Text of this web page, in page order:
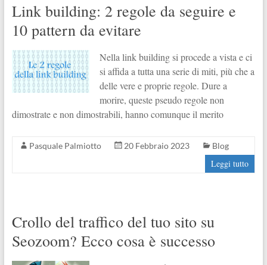
Link building: 2 regole da seguire e
10 pattern da evitare
Nella link building si procede a vista e ci
si affida a tutta una serie di miti, più che a
delle vere e proprie regole. Dure a
morire, queste pseudo regole non
dimostrate e non dimostrabili, hanno comunque il merito
Pasquale Palmiotto 20 Febbraio 2023 Blog
Leggi tutto
Crollo del traffico del tuo sito su
Seozoom? Ecco cosa è successo